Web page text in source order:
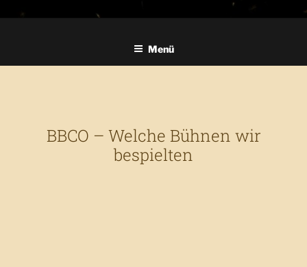
Menü
BBCO – Welche Bühnen wir
bespielten